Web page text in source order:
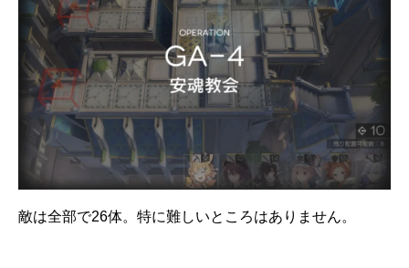
敵は全部で26体。特に難しいところはありません。